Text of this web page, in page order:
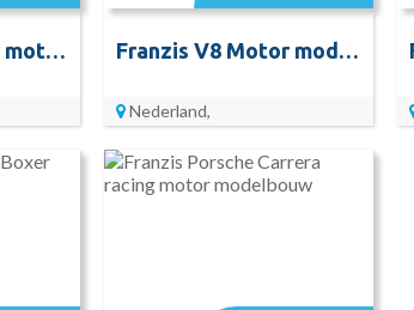
Franzis 4-Cilinder motor modelbouw Franzis V8 Motor modelbouw
Nederland,